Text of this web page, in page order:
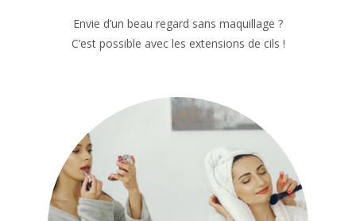
Envie d’un beau regard sans maquillage ?
C’est possible avec les extensions de cils !